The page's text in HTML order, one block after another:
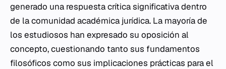
generado una respuesta crítica significativa dentro
de la comunidad académica jurídica. La mayoría de
los estudiosos han expresado su oposición al
concepto, cuestionando tanto sus fundamentos
filosóficos como sus implicaciones prácticas para el